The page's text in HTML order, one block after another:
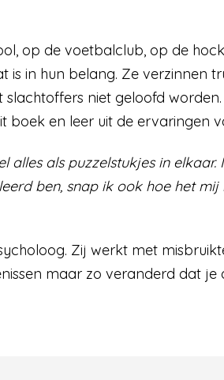
op de voetbalclub, op de
is in hun belang. Ze verzinnen
niet geloofd
boek en leer uit de ervaringen
alles als puzzelstukjes in
ben, snap ik ook hoe het
Zij werkt met
maar zo veranderd dat